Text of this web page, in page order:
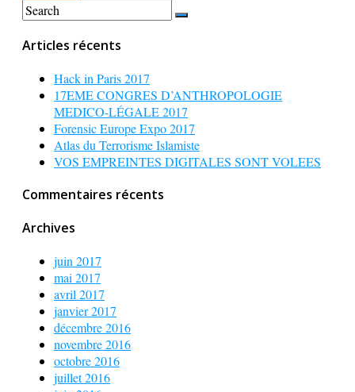
Articles récents
Hack in Paris 2017
17EME CONGRES D’ANTHROPOLOGIE
MEDICO-LÉGALE 2017
Forensic Europe Expo 2017
Atlas du Terrorisme Islamiste
VOS EMPREINTES DIGITALES SONT VOLEES
Commentaires récents
Archives
juin 2017
mai 2017
avril 2017
janvier 2017
décembre 2016
novembre 2016
octobre 2016
juillet 2016